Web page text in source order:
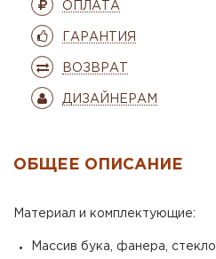
ОПЛАТА
ГАРАНТИЯ
ВОЗВРАТ
ДИЗАЙНЕРАМ
ОБЩЕЕ ОПИСАНИЕ
Материал и комплектующие:
Массив бука, фанера, стекло.